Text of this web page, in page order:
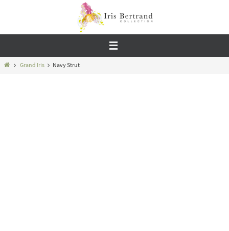
contenu
HomeGrand Iris Navy Strut